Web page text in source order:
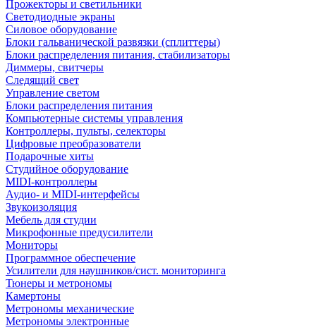
Прожекторы и светильники
Светодиодные экраны
Силовое оборудование
Блоки гальванической развязки (сплиттеры)
Блоки распределения питания, стабилизаторы
Диммеры, свитчеры
Следящий свет
Управление светом
Блоки распределения питания
Компьютерные системы управления
Контроллеры, пульты, селекторы
Цифровые преобразователи
Подарочные хиты
Студийное оборудование
MIDI-контроллеры
Аудио- и MIDI-интерфейсы
Звукоизоляция
Мебель для студии
Микрофонные предусилители
Мониторы
Программное обеспечение
Усилители для наушников/сист. мониторинга
Тюнеры и метрономы
Камертоны
Метрономы механические
Метрономы электронные